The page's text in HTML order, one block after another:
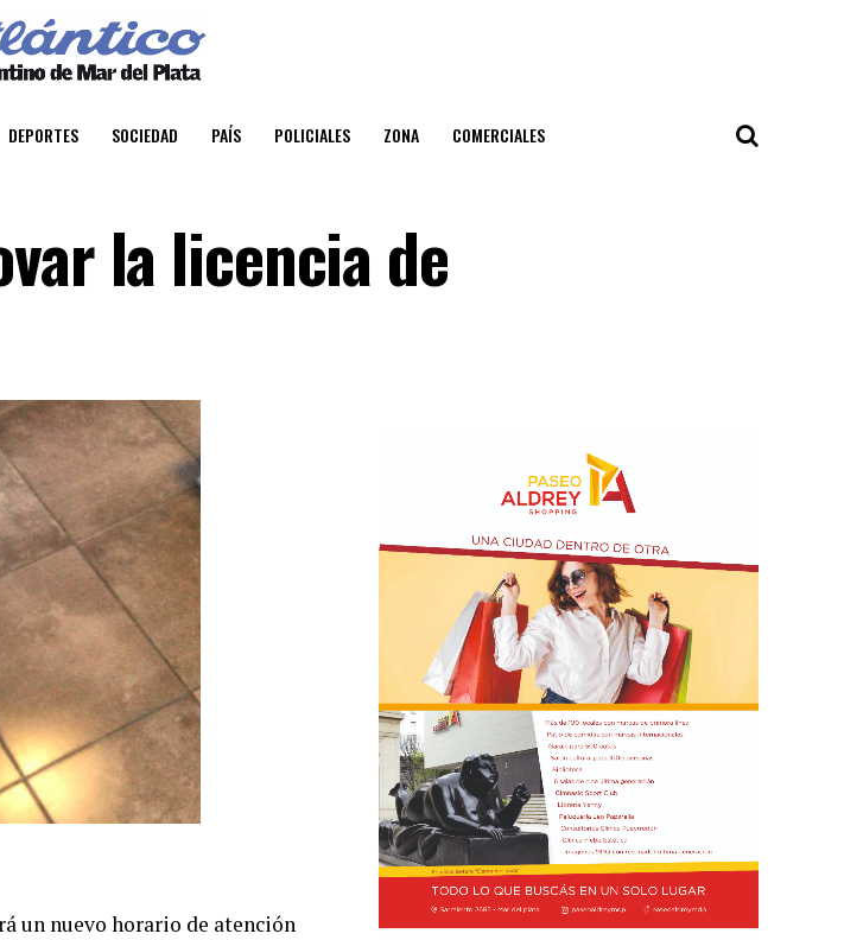
DEPORTES SOCIEDAD PAÍS POLICIALES ZONA COMERCIALES
la licencia de
un nuevo horario de atención